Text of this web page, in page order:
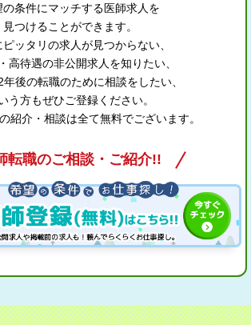
の条件にマッチする医師求人を
見つけることができます。
ッタリの求人が見つからない、
高待遇の非公開求人を知りたい、
年後の転職のために相談をしたい、
う方もぜひご登録ください。
紹介・相談は全て無料でございます。
転職のご相談・ご紹介!!